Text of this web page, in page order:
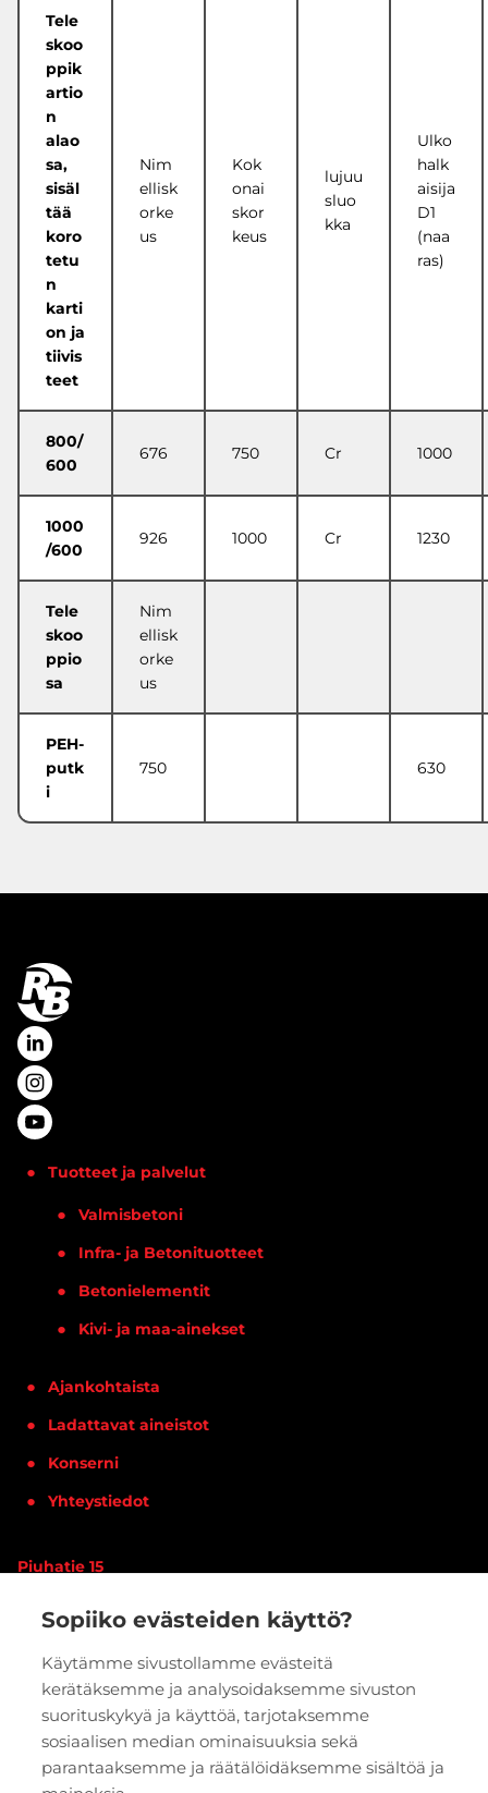
Sopiiko evästeiden käyttö?
Käytämme sivustollamme evästeitä
kerätäksemme ja analysoidaksemme sivuston
suorituskykyä ja käyttöä, tarjotaksemme
sosiaalisen median ominaisuuksia sekä
parantaaksemme ja räätälöidäksemme sisältöä ja
Tele
skoo
ppik
artio
n
alao
sa,
sisäl
tää
koro
tetu
n
karti
on ja
tiivis
teet
Nim
ellisk
orke
us
Kok
onai
skor
keus
lujuu
sluo
kka
Ulko
halk
aisija
D1
(naa
ras)
800/
600
676 750 Cr 1000
1000
/600
926 1000 Cr 1230
Tele
skoo
ppio
sa
Nim
ellisk
orke
us
PEH-
putk
i
750 630
Tuotteet ja palvelut
Valmisbetoni
Infra- ja Betonituotteet
Betonielementit
Kivi- ja maa-ainekset
Ajankohtaista
Ladattavat aineistot
Konserni
Yhteystiedot
Piuhatie 15
PYYDÄ TARJOUS VERKKOKAUPPA